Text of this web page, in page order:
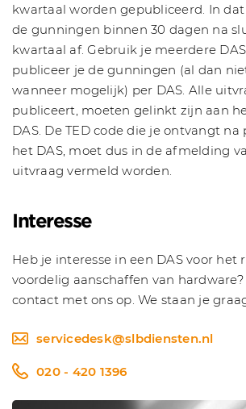
kwartaal worden gepubliceerd. In
de gunningen binnen 30 dagen na
kwartaal af. Gebruik je meerdere
publiceer je de gunningen (al dan
wanneer mogelijk) per DAS. Alle
publiceert, moeten gelinkt zijn aan
DAS. De TED code die je ontvangt
het DAS, moet dus in de afmelding
uitvraag vermeld worden.
Interesse
Heb je interesse in een DAS voor het
voordelig aanschaffen van
contact met ons op. We staan je
servicedesk@slbdiensten.nl
020 - 420 1396